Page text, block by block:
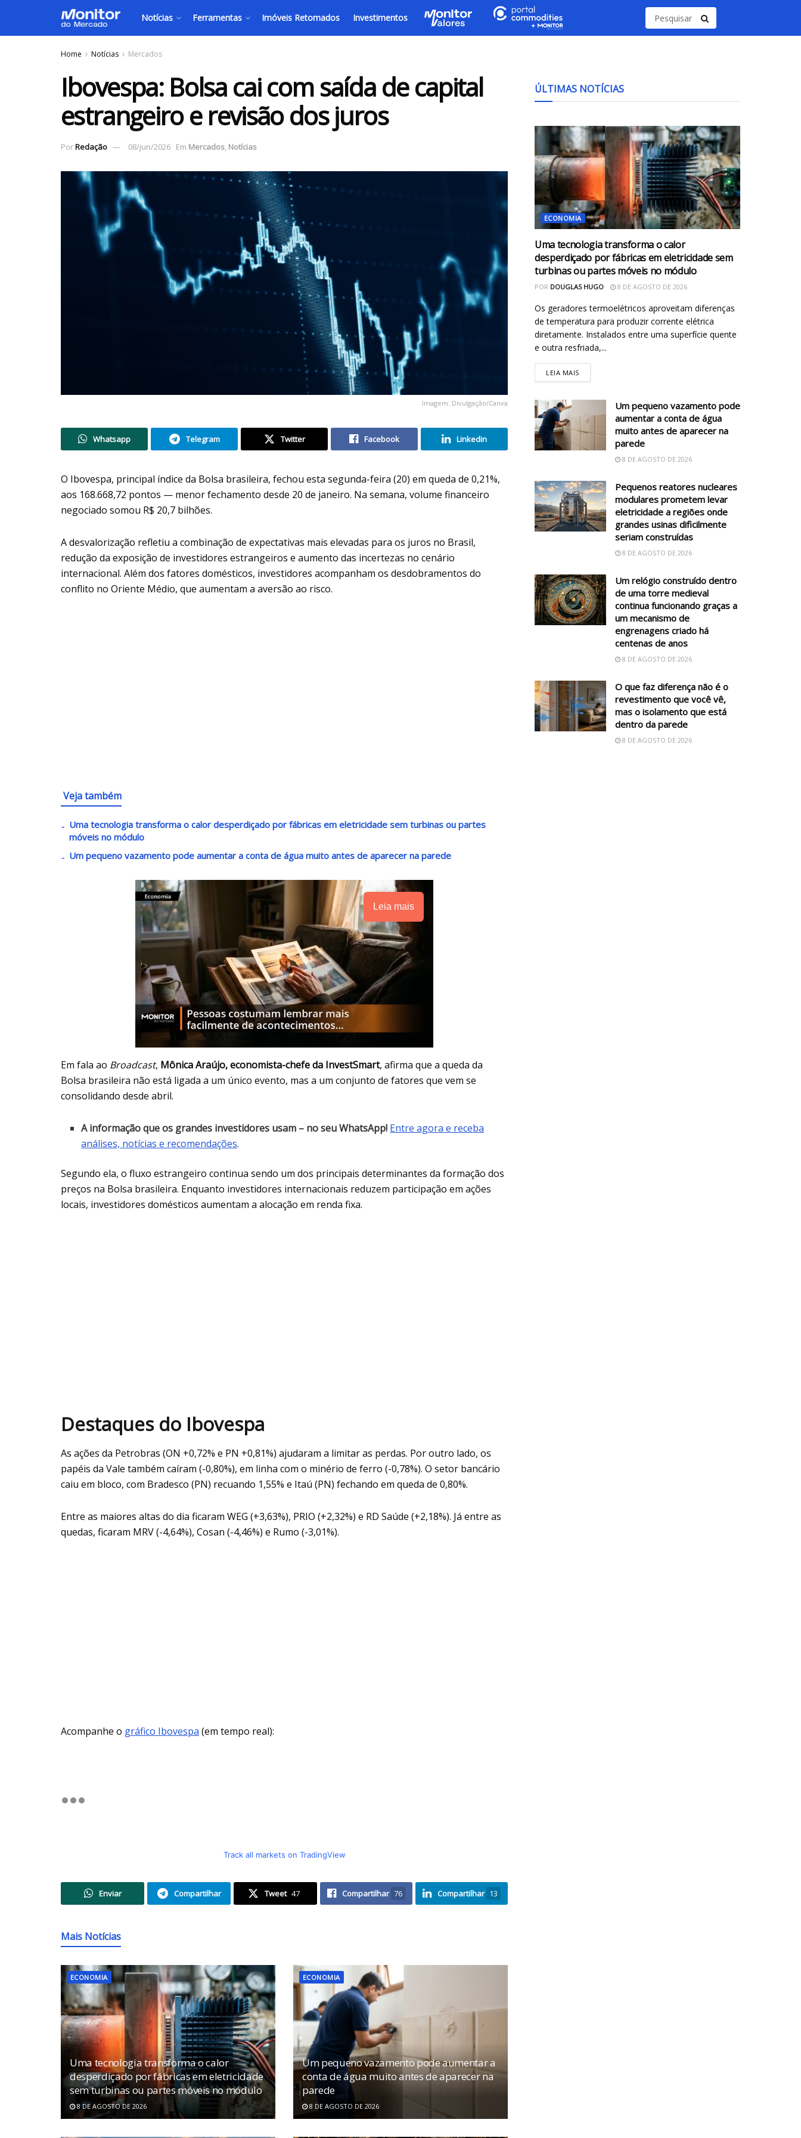
Notícias Ferramentas Imóveis Retomados Investimentos
Home Notícias Mercados
Ibovespa: Bolsa cai com saída de capital
estrangeiro e revisão dos juros
PorRedação 08/jun/2026 Em Mercados, Notícias
Imagem: Divulgação/Canva
Whatsapp Telegram Twitter Facebook Linkedin
O Ibovespa, principal índice da Bolsa brasileira, fechou esta segunda-feira (20) em queda de 0,21%,
aos 168.668,72 pontos — menor fechamento desde 20 de janeiro. Na semana, volume financeiro
negociado somou R$ 20,7 bilhões.
A desvalorização refletiu a combinação de expectativas mais elevadas para os juros no Brasil,
redução da exposição de investidores estrangeiros e aumento das incertezas no cenário
internacional. Além dos fatores domésticos, investidores acompanham os desdobramentos do
conflito no Oriente Médio, que aumentam a aversão ao risco.
Veja também
Uma tecnologia transforma o calor desperdiçado por fábricas em eletricidade sem turbinas ou partes
móveis no módulo
Um pequeno vazamento pode aumentar a conta de água muito antes de aparecer na parede
Leia mais
Em fala ao Broadcast, Mônica Araújo, economista-chefe da InvestSmart, afirma que a queda da
Bolsa brasileira não está ligada a um único evento, mas a um conjunto de fatores que vem se
consolidando desde abril.
A informação que os grandes investidores usam – no seu WhatsApp! Entre agora e receba
análises, notícias e recomendações.
Segundo ela, o fluxo estrangeiro continua sendo um dos principais determinantes da formação dos
preços na Bolsa brasileira. Enquanto investidores internacionais reduzem participação em ações
locais, investidores domésticos aumentam a alocação em renda fixa.
Destaques do Ibovespa
As ações da Petrobras (ON +0,72% e PN +0,81%) ajudaram a limitar as perdas. Por outro lado, os
papéis da Vale também caíram (-0,80%), em linha com o minério de ferro (-0,78%). O setor bancário
caiu em bloco, com Bradesco (PN) recuando 1,55% e Itaú (PN) fechando em queda de 0,80%.
Entre as maiores altas do dia ficaram WEG (+3,63%), PRIO (+2,32%) e RD Saúde (+2,18%). Já entre as
quedas, ficaram MRV (-4,64%), Cosan (-4,46%) e Rumo (-3,01%).
Acompanhe o gráfico Ibovespa (em tempo real):
Track all markets on TradingView
Enviar Compartilhar Tweet 47 Compartilhar 76 Compartilhar 13
Mais Notícias
ECONOMIA
Uma tecnologia transforma o calor
desperdiçado por fábricas em eletricidade
sem turbinas ou partes móveis no módulo
8 DE AGOSTO DE 2026
ECONOMIA
Um pequeno vazamento pode aumentar a
conta de água muito antes de aparecer na
parede
8 DE AGOSTO DE 2026
ÚLTIMAS NOTÍCIAS
ECONOMIA
Uma tecnologia transforma o calor
desperdiçado por fábricas em eletricidade sem
turbinas ou partes móveis no módulo
POR DOUGLAS HUGO 8 DE AGOSTO DE 2026
Os geradores termoelétricos aproveitam diferenças
de temperatura para produzir corrente elétrica
diretamente. Instalados entre uma superfície quente
e outra resfriada,...
LEIA MAIS
Um pequeno vazamento pode
aumentar a conta de água
muito antes de aparecer na
parede
8 DE AGOSTO DE 2026
Pequenos reatores nucleares
modulares prometem levar
eletricidade a regiões onde
grandes usinas dificilmente
seriam construídas
8 DE AGOSTO DE 2026
Um relógio construído dentro
de uma torre medieval
continua funcionando graças a
um mecanismo de
engrenagens criado há
centenas de anos
8 DE AGOSTO DE 2026
O que faz diferença não é o
revestimento que você vê,
mas o isolamento que está
dentro da parede
8 DE AGOSTO DE 2026